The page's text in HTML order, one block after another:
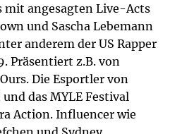
mit angesagten Live-Acts
und Sascha Lebemann
anderem der US Rapper
Präsentiert z.B. von
Die Esportler von
das MYLE Festival
Action. Influencer wie